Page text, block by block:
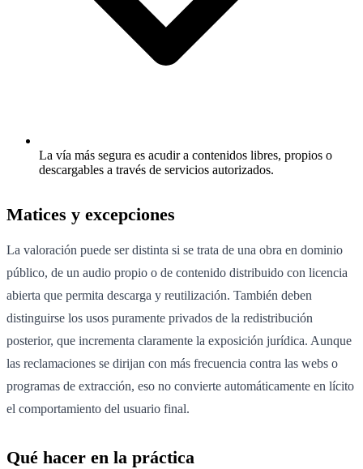
La vía más segura es acudir a contenidos libres, propios o
descargables a través de servicios autorizados.
Matices y excepciones
La valoración puede ser distinta si se trata de una obra en dominio
público, de un audio propio o de contenido distribuido con licencia
abierta que permita descarga y reutilización. También deben
distinguirse los usos puramente privados de la redistribución
posterior, que incrementa claramente la exposición jurídica. Aunque
las reclamaciones se dirijan con más frecuencia contra las webs o
programas de extracción, eso no convierte automáticamente en lícito
el comportamiento del usuario final.
Qué hacer en la práctica